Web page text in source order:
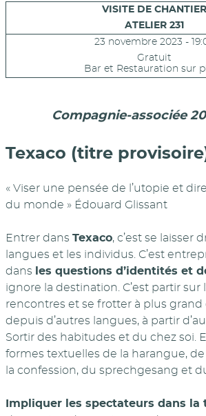
VISITE DE CHANTIER
ATELIER 231
23 novembre 2023 -
Gratuit
Bar et Restauration sur
Compagnie-associée
Texaco (titre
« Viser une pensée de l’utopie et
du monde » Édouard Glissant
Entrer dans Texaco, c’est se laisser
langues et les individus. C’est
dans
les questions d’identités et
ignore la destination. C’est partir sur
rencontres et se frotter à plus grand
depuis d’autres langues, à partir
Sortir des habitudes et du chez soi.
formes textuelles de la harangue, de
la confession, du sprechgesang et
Impliquer les spectateurs dans la